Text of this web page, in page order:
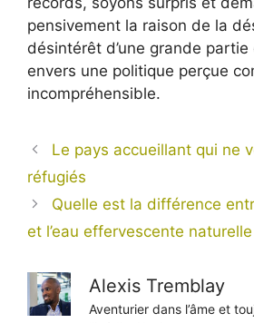
pensivement la raison de la
désintérêt d’une grande
envers une politique perçue
incompréhensible.
Le pays accueillant qui ne
réfugiés
Quelle est la différence
et l’eau effervescente naturelle
Alexis Tremblay
Aventurier dans l’âme et